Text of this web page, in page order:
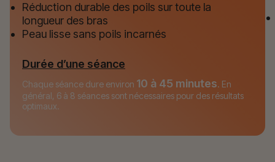
Réduction durable des poils sur toute la
longueur des bras
Peau lisse sans poils incarnés
Durée d’une séance
Chaque séance dure environ 10 à 45 minutes. En
général, 6 à 8 séances sont nécessaires pour des résultats
optimaux.